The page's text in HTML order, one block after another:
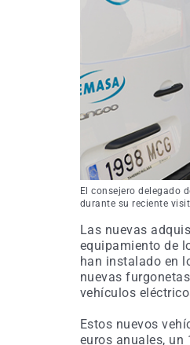
El consejero delegado
durante su reciente
Las nuevas
equipamiento de
han instalado en
nuevas
vehículos
Estos nuevos
euros anuales, un